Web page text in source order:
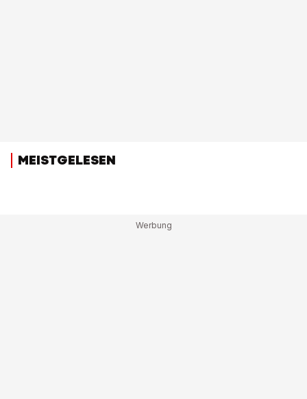
MEISTGELESEN